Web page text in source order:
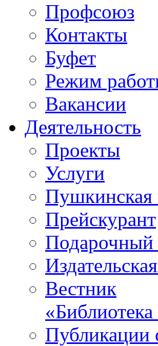
Профсоюз
Контакты
Буфет
Режим
Вакансии
Деятельность
Проекты
Услуги
Пушкинская
Прейскурант
Подарочный
Вестник
Публикации